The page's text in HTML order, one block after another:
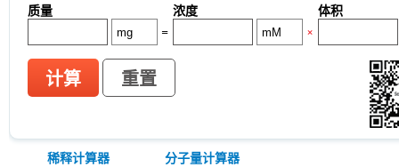
质量 浓度
体积
=
×
计算 重置
稀释计算器 分子量计算器